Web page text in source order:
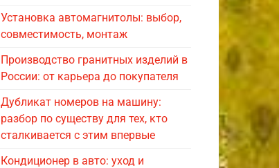
Установка автомагнитолы: выбор,
совместимость, монтаж
Производство гранитных изделий в
России: от карьера до покупателя
Дубликат номеров на машину:
разбор по существу для тех, кто
сталкивается с этим впервые
Кондиционер в авто: уход и